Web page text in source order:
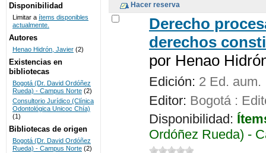
BIBLIOTECAS
UNICOC
Derecho
derechos
por Henao
Edición: 2 Ed. aum.
Editor: Bogotá :
Disponibilidad:
Ordóñez Rueda) -
Disponibilidad
Limitar a ítems disponibles
actualmente.
Autores
Henao Hidrón, Javier (2)
Existencias en
bibliotecas
Bogotá (Dr. David Ordóñez
Rueda) - Campus Norte (2)
Consultorio Jurídico (Clínica
Odontológica Unicoc Chía)
(1)
Bibliotecas de origen
Bogotá (Dr. David Ordóñez
Rueda) - Campus Norte (2)